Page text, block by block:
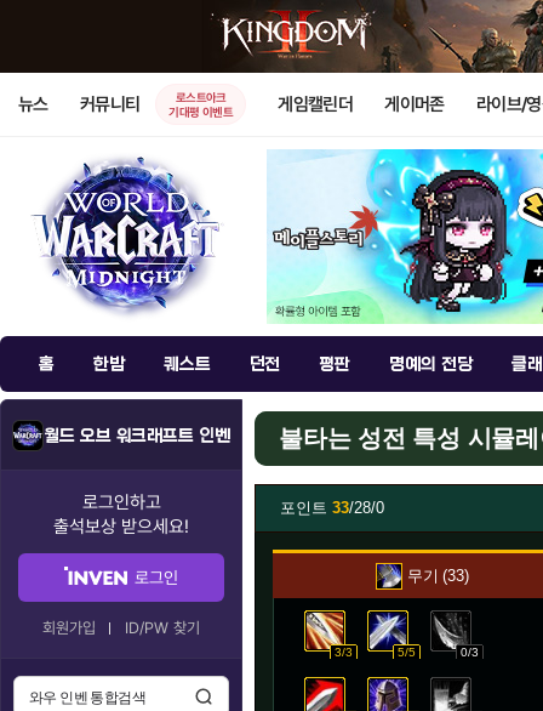
뉴스 커뮤니티
로스트아크
기대평 이벤트
게임캘린더 게이머존 라이브/
홈 한밤 퀘스트 던전 평판 명예의 전당 클
월드 오브 워크래프트 인벤
로그인하고
출석보상 받으세요!
로그인
회원가입 ID/PW 찾기
불타는 성전 특성 시뮬
포인트 33/28/0
무기 33
3/3 5/5 0/3